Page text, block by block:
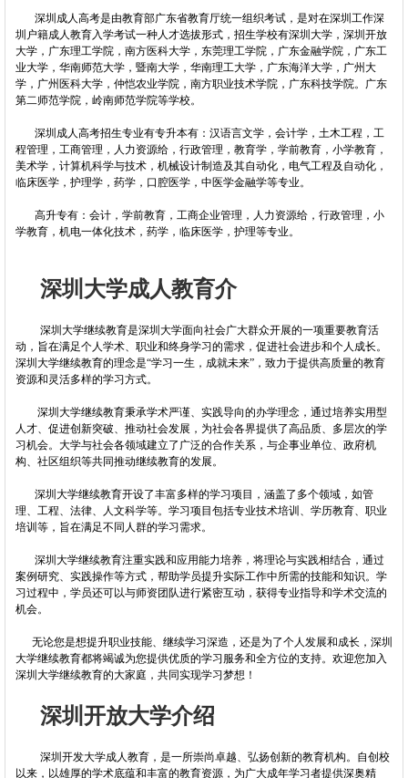
深圳成人高考是由教育部广东省教育厅统一组织考试，是对在深圳工作深
圳户籍成人教育入学考试一种人才选拔形式，招生学校有深圳大学，深圳开放
大学，广东理工学院，南方医科大学，东莞理工学院，广东金融学院，广东工
业大学，华南师范大学，暨南大学，华南理工大学，广东海洋大学，广州大
学，广州医科大学，仲恺农业学院，南方职业技术学院，广东科技学院。广东
第二师范学院，岭南师范学院等学校。
深圳成人高考招生专业有专升本有：汉语言文学，会计学，土木工程，工
程管理，工商管理，人力资源给，行政管理，教育学，学前教育，小学教育，
美术学，计算机科学与技术，机械设计制造及其自动化，电气工程及自动化，
临床医学，护理学，药学，口腔医学，中医学金融学等专业。
高升专有：会计，学前教育，工商企业管理，人力资源给，行政管理，小
学教育，机电一体化技术，药学，临床医学，护理等专业。
深圳大学成人教育介
深圳大学继续教育是深圳大学面向社会广大群众开展的一项重要教育活
动，旨在满足个人学术、职业和终身学习的需求，促进社会进步和个人成长。
深圳大学继续教育的理念是“学习一生，成就未来”，致力于提供高质量的教育
资源和灵活多样的学习方式。
深圳大学继续教育秉承学术严谨、实践导向的办学理念，通过培养实用型
人才、促进创新突破、推动社会发展，为社会各界提供了高品质、多层次的学
习机会。大学与社会各领域建立了广泛的合作关系，与企事业单位、政府机
构、社区组织等共同推动继续教育的发展。
深圳大学继续教育开设了丰富多样的学习项目，涵盖了多个领域，如管
理、工程、法律、人文科学等。学习项目包括专业技术培训、学历教育、职业
培训等，旨在满足不同人群的学习需求。
深圳大学继续教育注重实践和应用能力培养，将理论与实践相结合，通过
案例研究、实践操作等方式，帮助学员提升实际工作中所需的技能和知识。学
习过程中，学员还可以与师资团队进行紧密互动，获得专业指导和学术交流的
机会。
无论您是想提升职业技能、继续学习深造，还是为了个人发展和成长，深圳
大学继续教育都将竭诚为您提供优质的学习服务和全方位的支持。欢迎您加入
深圳大学继续教育的大家庭，共同实现学习梦想！
深圳开放大学介绍
深圳开发大学成人教育，是一所崇尚卓越、弘扬创新的教育机构。自创校
以来，以雄厚的学术底蕴和丰富的教育资源，为广大成年学习者提供深奥精